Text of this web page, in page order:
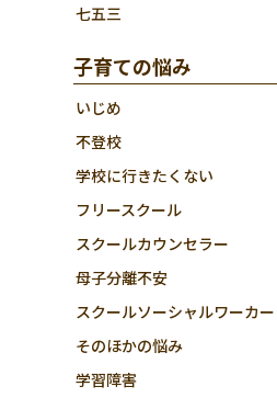
七五三
子育ての悩み
いじめ
不登校
学校に行きたくない
フリースクール
スクールカウンセラー
母子分離不安
スクールソーシャルワーカー
そのほかの悩み
学習障害